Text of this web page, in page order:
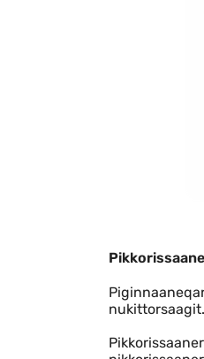
Indhold
nukittorsaagit.